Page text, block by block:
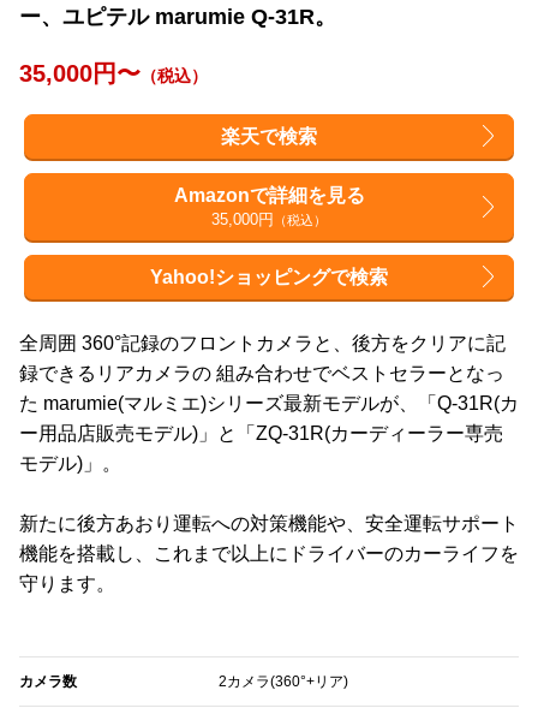
ー、ユピテル marumie Q-31R。
35,000円〜 （税込）
楽天で検索
Amazonで詳細を見る
35,000円 （税込）
Yahoo!ショッピングで検索
全周囲 360°記録のフロントカメラと、後方をクリアに記
録できるリアカメラの 組み合わせでベストセラーとなっ
た marumie(マルミエ)シリーズ最新モデルが、「Q-31R(カ
ー用品店販売モデル)」と「ZQ-31R(カーディーラー専売
モデル)」。
新たに後方あおり運転への対策機能や、安全運転サポート
機能を搭載し、これまで以上にドライバーのカーライフを
守ります。
カメラ数 2カメラ(360°+リア)